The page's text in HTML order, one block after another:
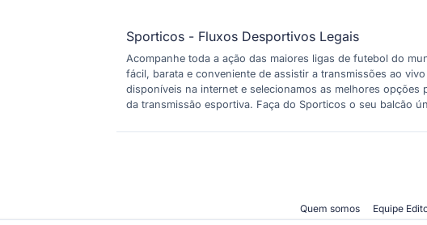
Sporticos - Fluxos Desportivos Legais
Acompanhe toda a ação das maiores ligas de futebol do
fácil, barata e conveniente de assistir a transmissões ao
disponíveis na internet e selecionamos as melhores
da transmissão esportiva. Faça do Sporticos o seu balcão
Quem somos Equipe